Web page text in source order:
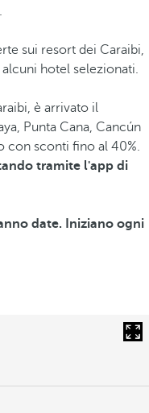
sui resort dei Caraibi,
alcuni hotel selezionati.
è arrivato il
Punta Cana, Cancún
con sconti fino al 40%.
tramite l'app di
date. Iniziano ogni